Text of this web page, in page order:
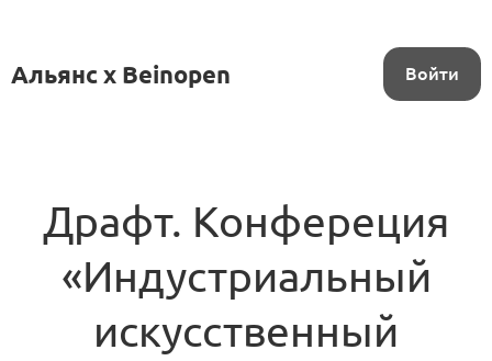
Альянс x Beinopen Войти
Драфт. Конфереция
«Индустриальный
искусственный